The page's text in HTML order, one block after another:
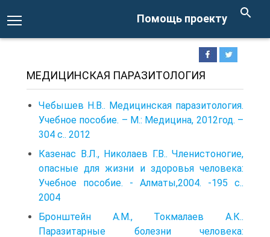
Помощь проекту
МЕДИЦИНСКАЯ ПАРАЗИТОЛОГИЯ
Чебышев Н.В.. Медицинская паразитология.
Учебное пособие. – М.: Медицина, 2012год. –
304 с.. 2012
Казенас В.Л., Николаев Г.В.. Членистоногие,
опасные для жизни и здоровья человека:
Учебное пособие. - Алматы,2004. -195 с..
2004
Бронштейн А.М., Токмалаев А.К..
Паразитарные болезни человека: